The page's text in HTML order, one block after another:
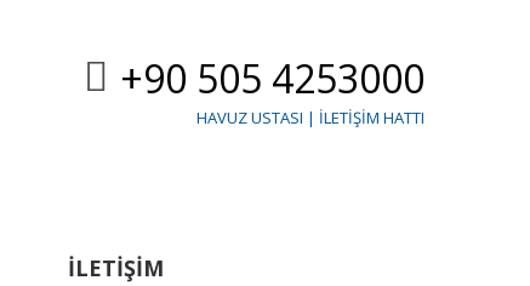
+90 505 4253000
HAVUZ USTASI | İLETIŞIM HATTI
İLETIŞIM